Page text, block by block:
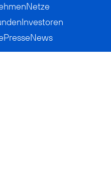
Netze
Investoren
PresseNews